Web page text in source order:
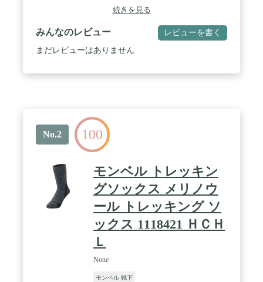
ル】極厚手・総パイル / 【特長】テーパー形状/L字
パターン/フルサポートフィットシステム/補強
続きを見る
みんなのレビュー レビューを書く
まだレビューはありません
No.2 100
モンベル トレッキン
グソックス メリノウ
ール トレッキング ソ
ックス 1118421 ＨＣＨ
Ｌ
None
モンベル 靴下